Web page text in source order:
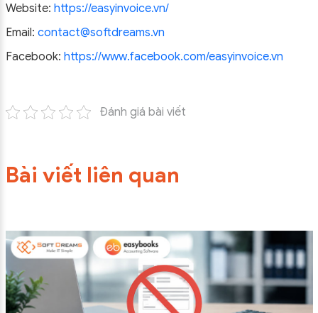
Website: https://easyinvoice.vn/
Email: contact@softdreams.vn
Facebook: https://www.facebook.com/easyinvoice.vn
Đánh giá bài viết
Bài viết liên quan